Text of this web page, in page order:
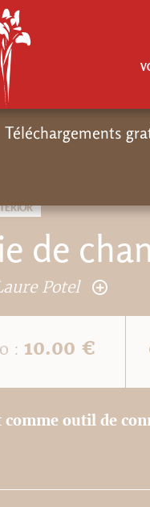
de
Potel
: 10.00 €
comme outil de
Téléchargements